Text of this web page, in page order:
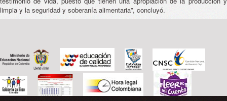
limpia y la seguridad y soberanía alimentaria”, concluyó.